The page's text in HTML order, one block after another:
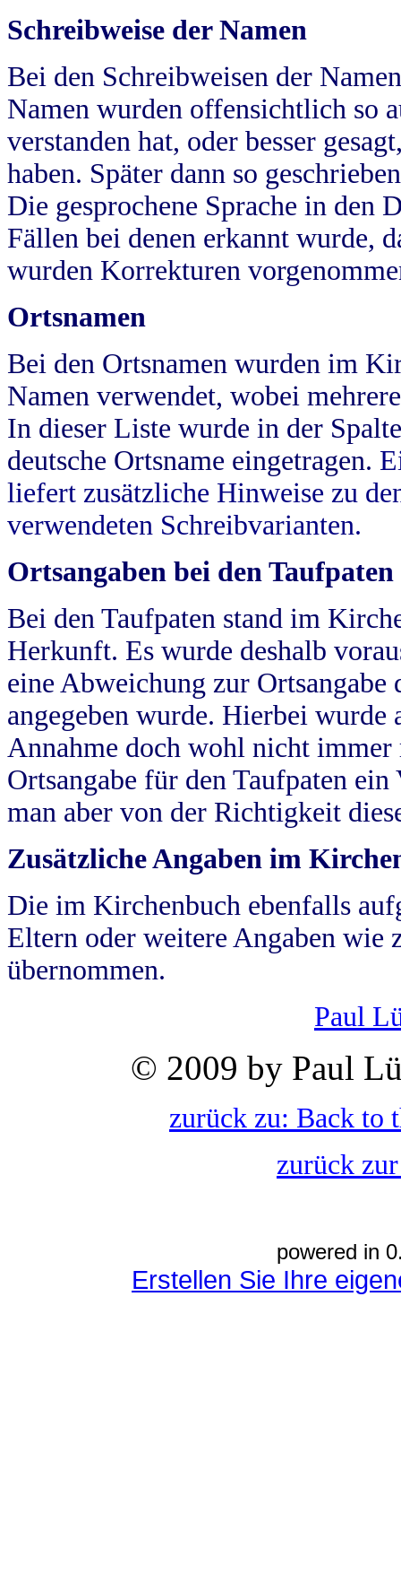
Schreibweise der Namen
Bei den Schreibweisen der
Namen wurden offensichtlich so
verstanden hat, oder besser
haben. Später dann so
Die gesprochene Sprache in
Fällen bei denen erkannt wurde,
wurden Korrekturen
Ortsnamen
Bei den Ortsnamen wurden im
Namen verwendet, wobei
In dieser Liste wurde in der
deutsche Ortsname eingetragen.
liefert zusätzliche Hinweise zu
verwendeten Schreibvarianten.
Ortsangaben bei den Taufpaten
Bei den Taufpaten stand im
Herkunft. Es wurde deshalb
eine Abweichung zur
angegeben wurde. Hierbei wurde
Annahme doch wohl nicht
Ortsangabe für den Taufpaten
man aber von der Richtigkeit
Zusätzliche Angaben im
Die im Kirchenbuch ebenfalls
Eltern oder weitere Angaben wie
übernommen.
Paul
© 2009 by Paul
zurück zu: Back to
zurück
powered in
Erstellen Sie Ihre